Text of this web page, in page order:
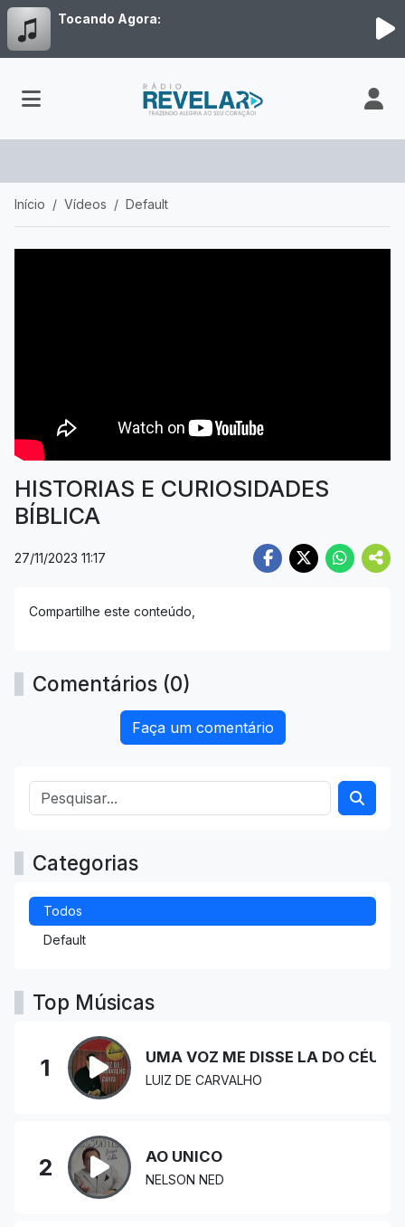
Tocando Agora:
Início Vídeos Default
HISTORIAS E CURIOSIDADES
BÍBLICA
27/11/2023 11:17
Compartilhe este conteúdo,
Comentários (0)
Faça um comentário
Categorias
Todos
Default
Top Músicas
1 UMA VOZ ME DISSE LA DO CÉU
LUIZ DE CARVALHO
2 AO UNICO
NELSON NED